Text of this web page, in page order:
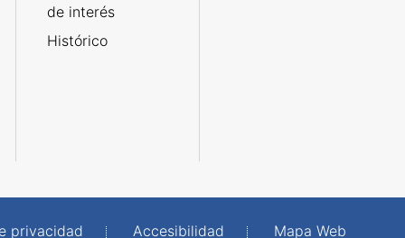
de interés
Histórico
privacidad Accesibilidad Mapa Web